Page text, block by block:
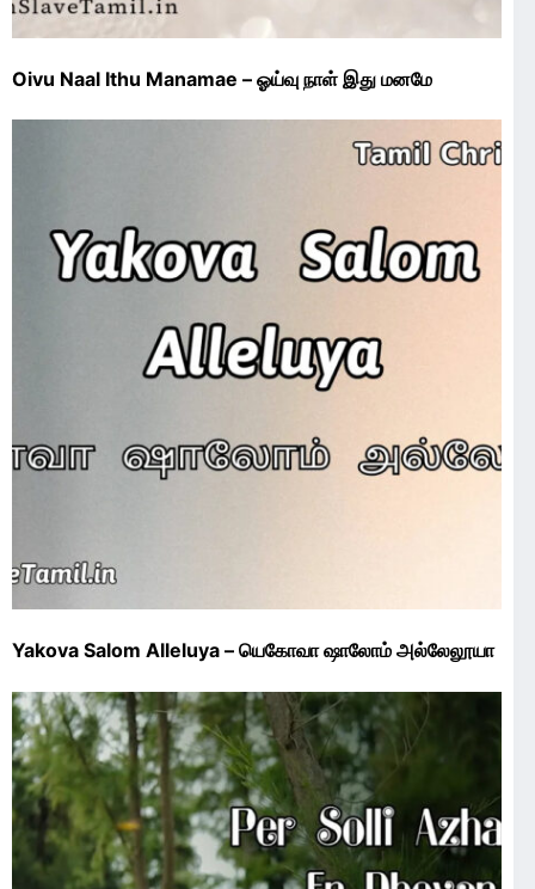
Oivu Naal Ithu Manamae – ஓய்வு நாள் இது மனமே
Yakova Salom Alleluya – யெகோவா ஷாலோம் அல்லேலூயா